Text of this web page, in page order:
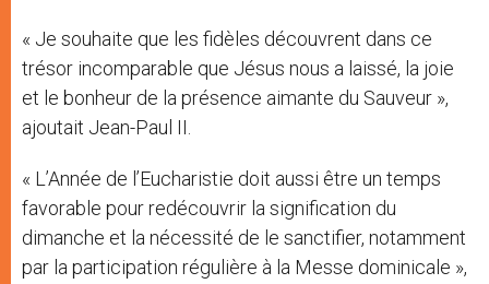
« Je souhaite que les fidèles découvrent dans ce
trésor incomparable que Jésus nous a laissé, la joie
et le bonheur de la présence aimante du Sauveur »,
ajoutait Jean-Paul II.
« L’Année de l’Eucharistie doit aussi être un temps
favorable pour redécouvrir la signification du
dimanche et la nécessité de le sanctifier, notamment
par la participation régulière à la Messe dominicale »,